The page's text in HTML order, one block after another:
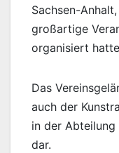
Sachsen-
großartige
organisiert
Das
auch der
in der
dar.